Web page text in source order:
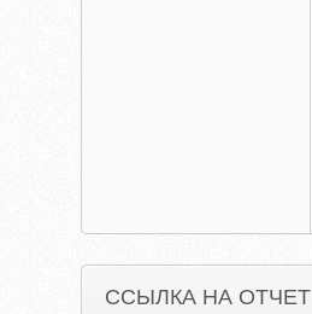
ССЫЛКА НА ОТЧЕТ